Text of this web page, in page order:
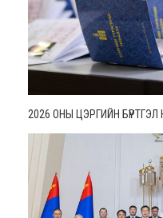
2026 ОНЫ ЦЭРГИЙН